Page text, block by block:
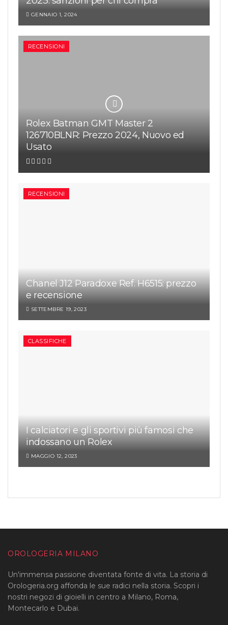
GENNAIO 1, 2024
RECENSIONI
Rolex Batman GMT Master 2
126710BLNR: Prezzo 2024, Nuovo ed
Usato
RECENSIONI
Chanel J12 Paradoxe Ref. H6515: prezzo
e recensione
SETTEMBRE 19, 2023
CLASSIFICHE
I calciatori e gli sportivi più famosi che
indossano un Rolex
MAGGIO 12, 2023
OROLOGERIA MILANO
Un'immensa passione diventata fonte di vita. La storia di
Orologeria.org affonda le sue radici nella storia. Scopri i
nostri negozi di gioielli in centro a Milano, Roma,
Montecarlo e Dubai.